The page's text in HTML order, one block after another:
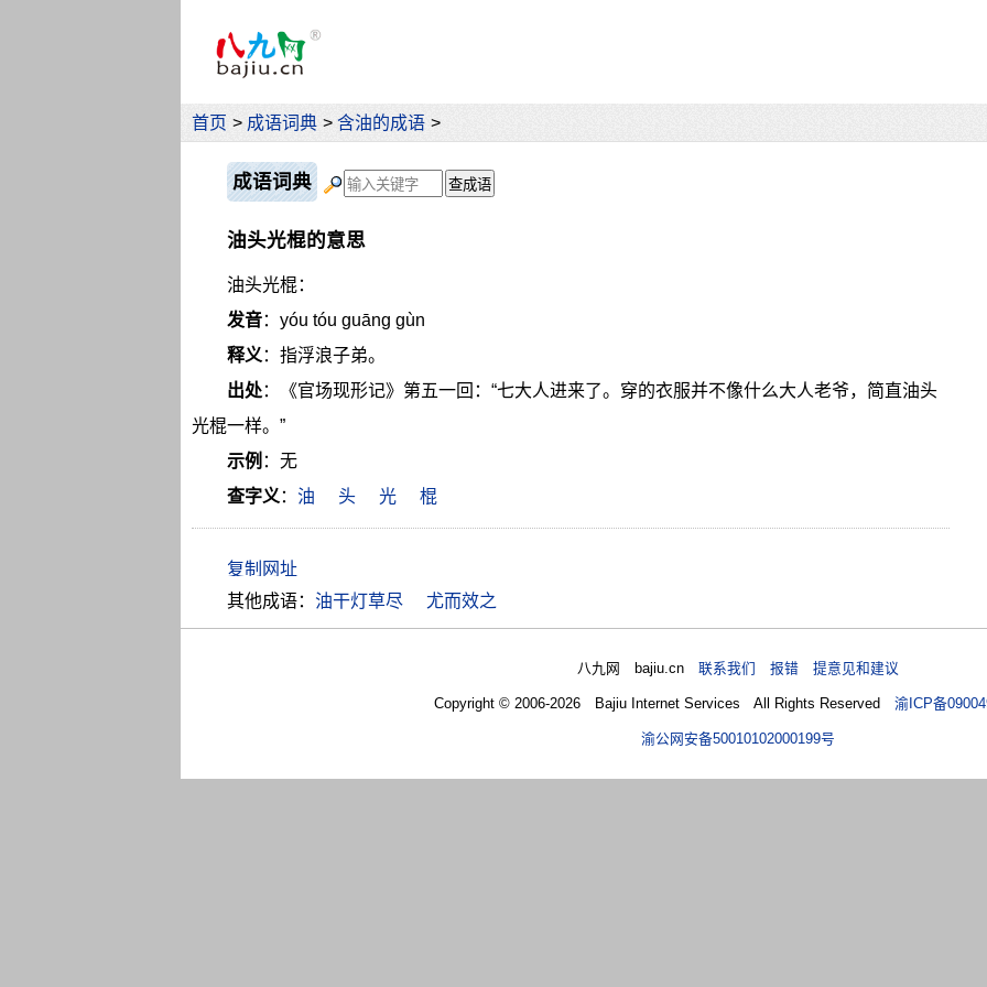
首页 > 成语词典 > 含油的成语 >
成语词典
油头光棍的意思
油头光棍：
发音：yóu tóu guāng gùn
释义 ：指浮浪子弟。
出处：《官场现形记》第五一回：“七大人进来了。穿的衣服并不像什么大人老爷，简直油头
光棍一样。”
示例 ：无
查字义 ： 油 头 光 棍
其他成语： 油干灯草尽 尤而效之
八九网 bajiu.cn联系我们 报错 提意见和建议
Copyright © 2006-2026 Bajiu Internet Services All Rights Reserved 渝ICP备
渝公网安备50010102000199号